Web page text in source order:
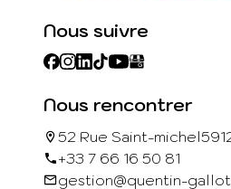
Nous suivre
Nous rencontrer
52 Rue Saint-michel
+33 7 66 16 50 81
gestion@quentin-